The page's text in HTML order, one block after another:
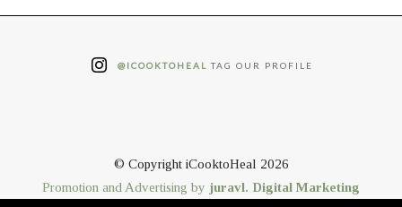
@ICOOKTOHEAL TAG OUR PROFILE
© Copyright iCooktoHeal 2026
Promotion and Advertising by juravl. Digital Marketing